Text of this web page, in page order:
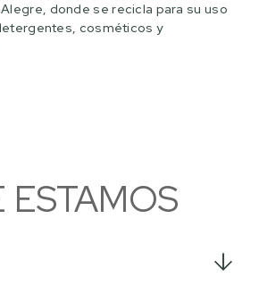
donde se recicla para su uso
cosméticos y